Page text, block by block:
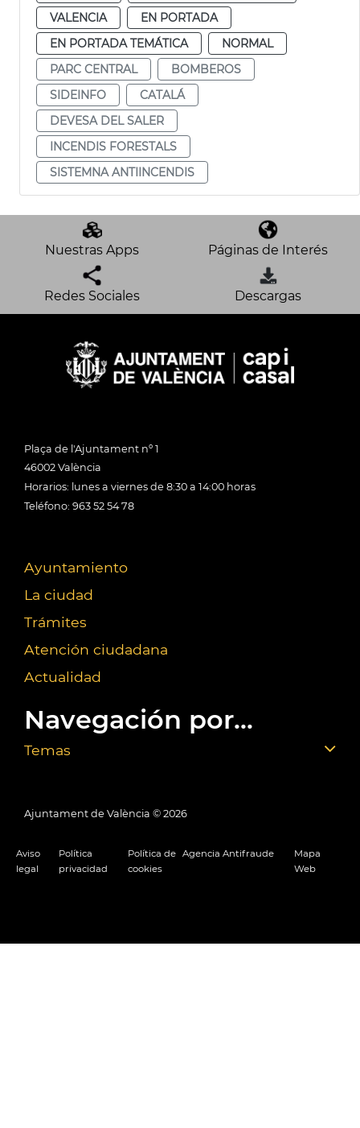
VALENCIA
EN PORTADA
EN PORTADA TEMÁTICA
NORMAL
PARC CENTRAL
BOMBEROS
SIDEINFO
CATALÁ
DEVESA DEL SALER
INCENDIS FORESTALS
SISTEMNA ANTIINCENDIS
Nuestras Apps Páginas de Interés
Redes Sociales Descargas
Plaça de l'Ajuntament nº 1
46002 València
Horarios: lunes a viernes de 8:30 a 14:00 horas
Teléfono: 963 52 54 78
Ayuntamiento
La ciudad
Trámites
Atención ciudadana
Actualidad
Navegación por...
Temas
Ajuntament de València © 2026
Aviso
legal
Política
privacidad
Política de
cookies
Agencia Antifraude
Mapa
Web